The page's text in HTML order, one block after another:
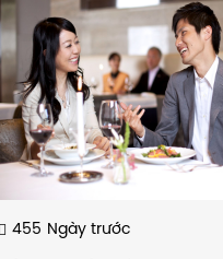
455 Ngày trước